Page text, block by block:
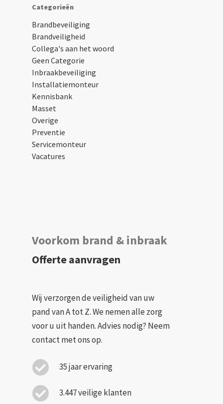
Categorieën
Brandbeveiliging
Brandveiligheid
Collega's aan het woord
Geen Categorie
Inbraakbeveiliging
Installatiemonteur
Kennisbank
Masset
Overige
Preventie
Servicemonteur
Vacatures
Voorkom brand & inbraak
Offerte aanvragen
Wij verzorgen de veiligheid van uw
pand van A tot Z. We nemen alle zorg
voor u uit handen. Advies nodig? Neem
contact met ons op.
35 jaar ervaring
3.447 veilige klanten